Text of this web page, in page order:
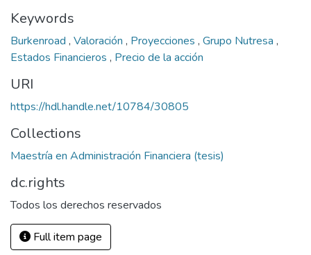
Keywords
Burkenroad , Valoración , Proyecciones , Grupo Nutresa ,
Estados Financieros , Precio de la acción
URI
https://hdl.handle.net/10784/30805
Collections
Maestría en Administración Financiera (tesis)
dc.rights
Todos los derechos reservados
Full item page